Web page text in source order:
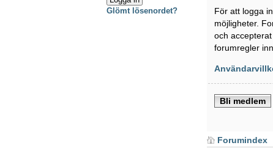
För att logga
möjligheter.
och
forumregler
Bli medlem
Forumindex
Glömt lösenordet?